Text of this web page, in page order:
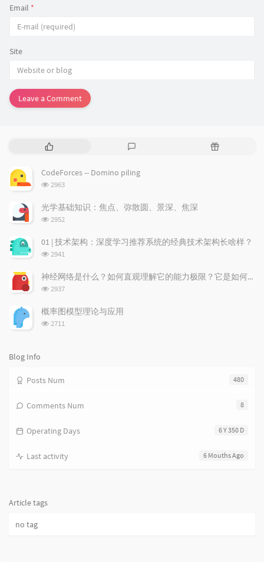
Email *
Site
Leave a Comment
P
p
u
a
r
r
t
c
l
s
e
t
m
n
R
t
l
CodeForces -- Domino piling
浏
次
数:
2963
光学基础知识：焦点、弥散圆、景深、焦深
浏
次
数:
2952
01 | 技术架构：深度学习推荐系统的经典技术架构长啥样？
浏
次
数:
2941
神经网络是什么？如何直观理解它的能力极限？它是如何无限逼近真理？
浏
次
数:
2937
概率图模型理论与应用
浏
2711
Blog Info
480
Posts Num
8
Comments Num
6 Y 350 D
Operating Days
6 Mouths Ago
Last activity
Article tags
no tag